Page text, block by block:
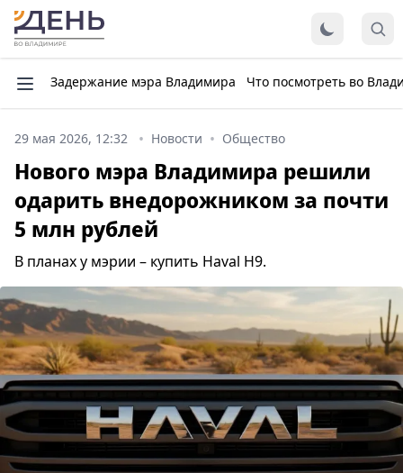
Задержание мэра Владимира Что посмотреть во
29 мая 2026, 12:32 Новости Общество
Нового мэра Владимира решили
одарить внедорожником за почти
5 млн рублей
В планах у мэрии – купить Haval H9.